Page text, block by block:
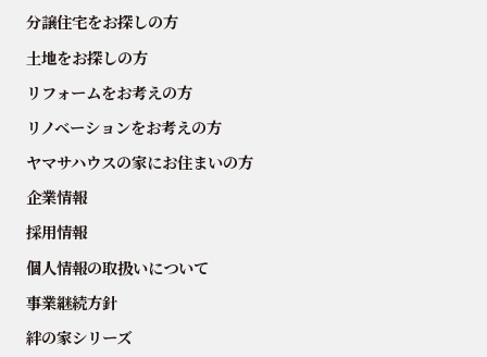
分譲住宅をお探しの方
土地をお探しの方
リフォームをお考えの方
リノベーションをお考えの方
ヤマサハウスの家にお住まいの方
企業情報
採用情報
個人情報の取扱いについて
事業継続方針
絆の家シリーズ